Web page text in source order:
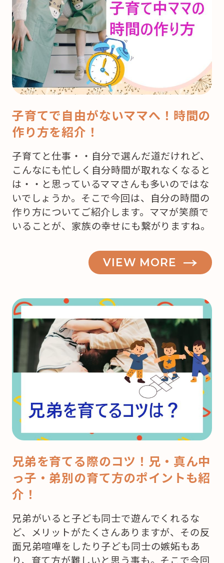
子育てで自由がないママへ！時間の
作り方を紹介！
子育てと仕事・・自分で選んだ道だけれど、
こんなにも忙しく自分時間が取れなくなると
は・・と思っているママさんも多いのではな
いでしょうか。そこで今回は、自分の時間の
作り方についてご紹介します。ママが笑顔で
いることが、家族の幸せにも繋がりますね。
VIEW MORE
兄弟を育てる際のコツ！兄・真ん中
っ子・弟別の育て方のポイントも紹
介！
兄弟がいると子ども同士で遊んでくれるな
ど、メリットがたくさんありますが、その反
面兄弟喧嘩をしたり子ども同士の嫉妬もあ
り、育て方が難しいと思う事も。そこで今回